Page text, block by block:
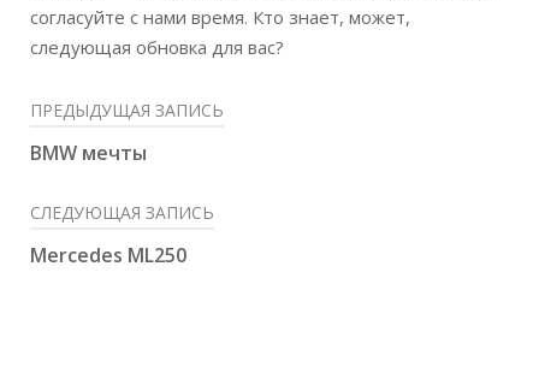
согласуйте с нами время. Кто знает, может,
следующая обновка для вас?
ПРЕДЫДУЩАЯ ЗАПИСЬ
BMW мечты
СЛЕДУЮЩАЯ ЗАПИСЬ
Mercedes ML250